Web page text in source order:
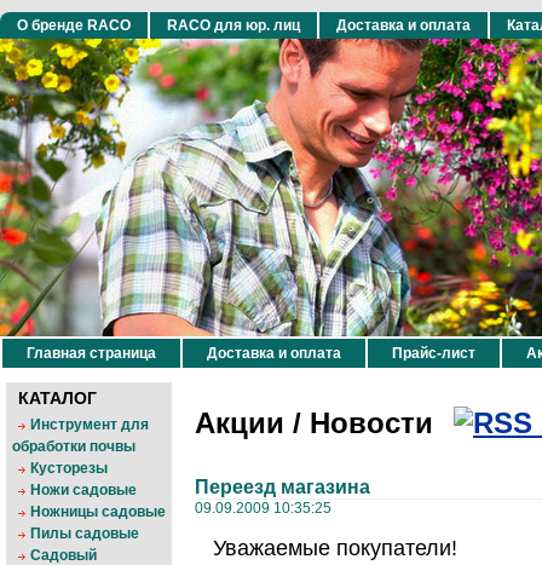
О бренде RACO RACO для юр. лиц Доставка и оплата
Главная страница Доставка и оплата Прайс-лист
КАТАЛОГ
Инструмент для
обработки почвы
Кусторезы
Ножи садовые
Ножницы садовые
Пилы садовые
Садовый
Акции / Новости
Переезд магазина
09.09.2009 10:35:25
Уважаемые покупатели!